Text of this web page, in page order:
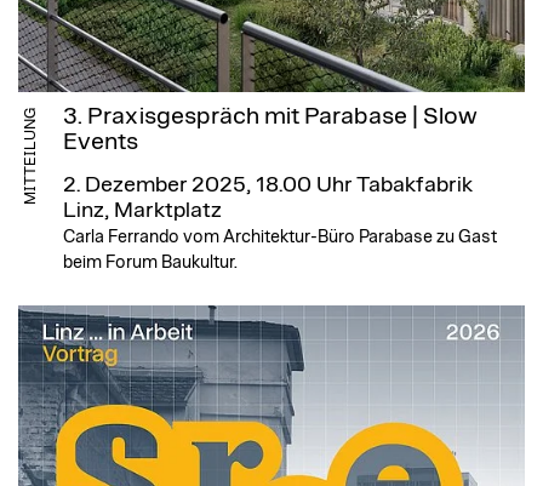
MITTEILUNG
3. Praxisgespräch mit Parabase | Slow
Events
2. Dezember 2025, 18.00 Uhr Tabakfabrik
Linz, Marktplatz
Carla Ferrando vom Architektur-Büro Parabase zu Gast
beim Forum Baukultur.